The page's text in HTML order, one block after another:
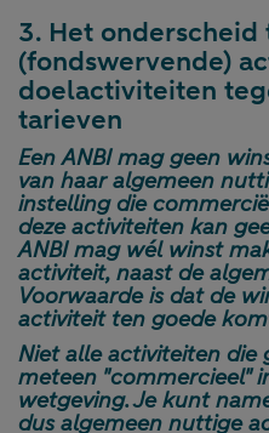
3. Het
(fondswervende)
doelactiviteiten
tarieven
Een ANBI mag geen
van haar algemeen
instelling die
deze activiteiten kan
ANBI mag wél winst
activiteit, naast de
Voorwaarde is dat de
activiteit ten goede
Niet alle activiteiten die
meteen "commercieel"
wetgeving. Je kunt
dus algemeen nuttige